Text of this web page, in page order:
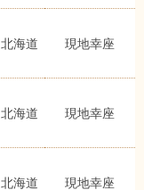
北海道 現地幸座
北海道 現地幸座
北海道 現地幸座